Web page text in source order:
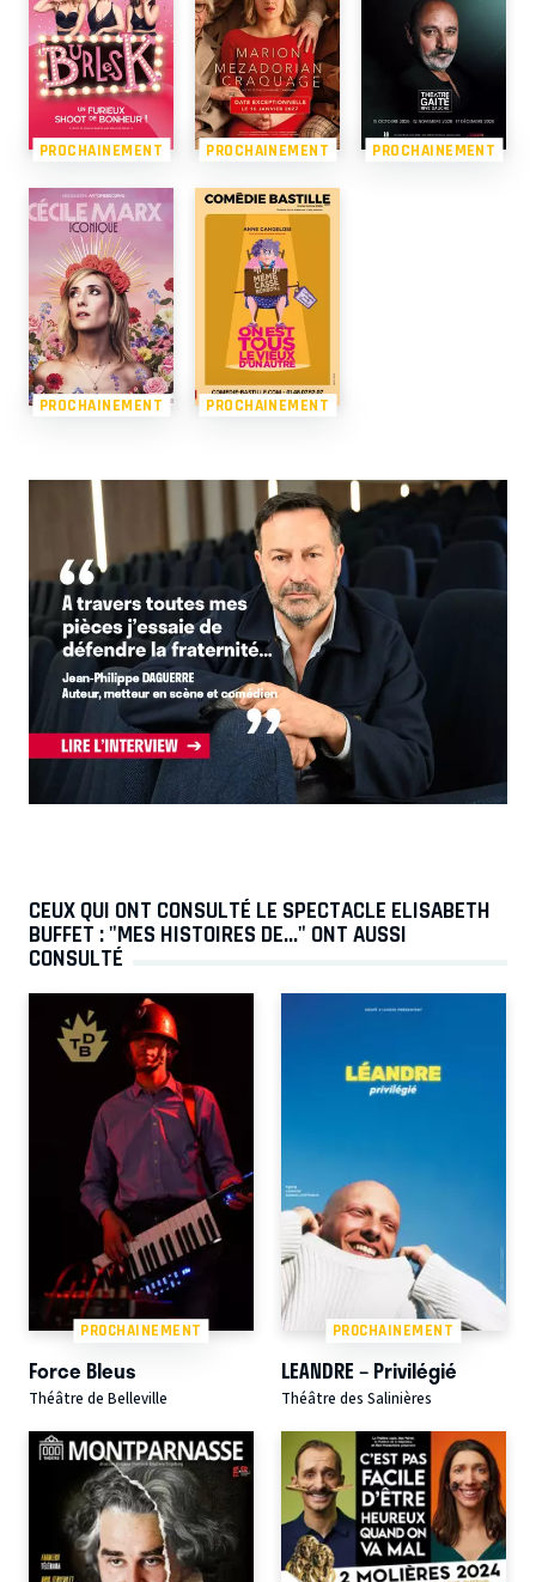
PROCHAINEMENT PROCHAINEMENT PROCHAINEMENT
PROCHAINEMENT PROCHAINEMENT
CEUX QUI ONT CONSULTÉ LE SPECTACLE ELISABETH
BUFFET : "MES HISTOIRES DE..." ONT AUSSI
CONSULTÉ
PROCHAINEMENT
Force Bleus
Théâtre de Belleville
PROCHAINEMENT
LEANDRE – Privilégié
Théâtre des Salinières